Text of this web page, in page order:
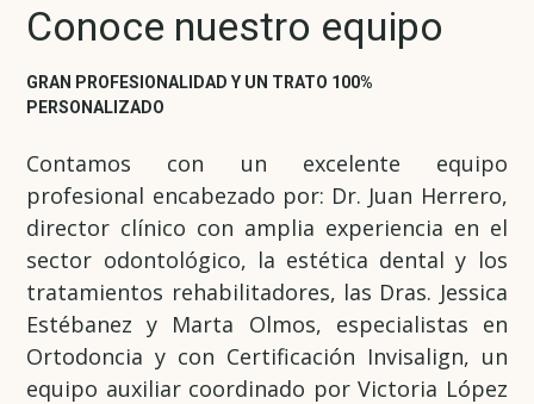
Conoce nuestro equipo
GRAN PROFESIONALIDAD Y UN TRATO 100%
PERSONALIZADO
Contamos con un excelente equipo
profesional encabezado por: Dr. Juan Herrero,
director clínico con amplia experiencia en el
sector odontológico, la estética dental y los
tratamientos rehabilitadores, las Dras. Jessica
Estébanez y Marta Olmos, especialistas en
Ortodoncia y con Certificación Invisalign, un
equipo auxiliar coordinado por Victoria López